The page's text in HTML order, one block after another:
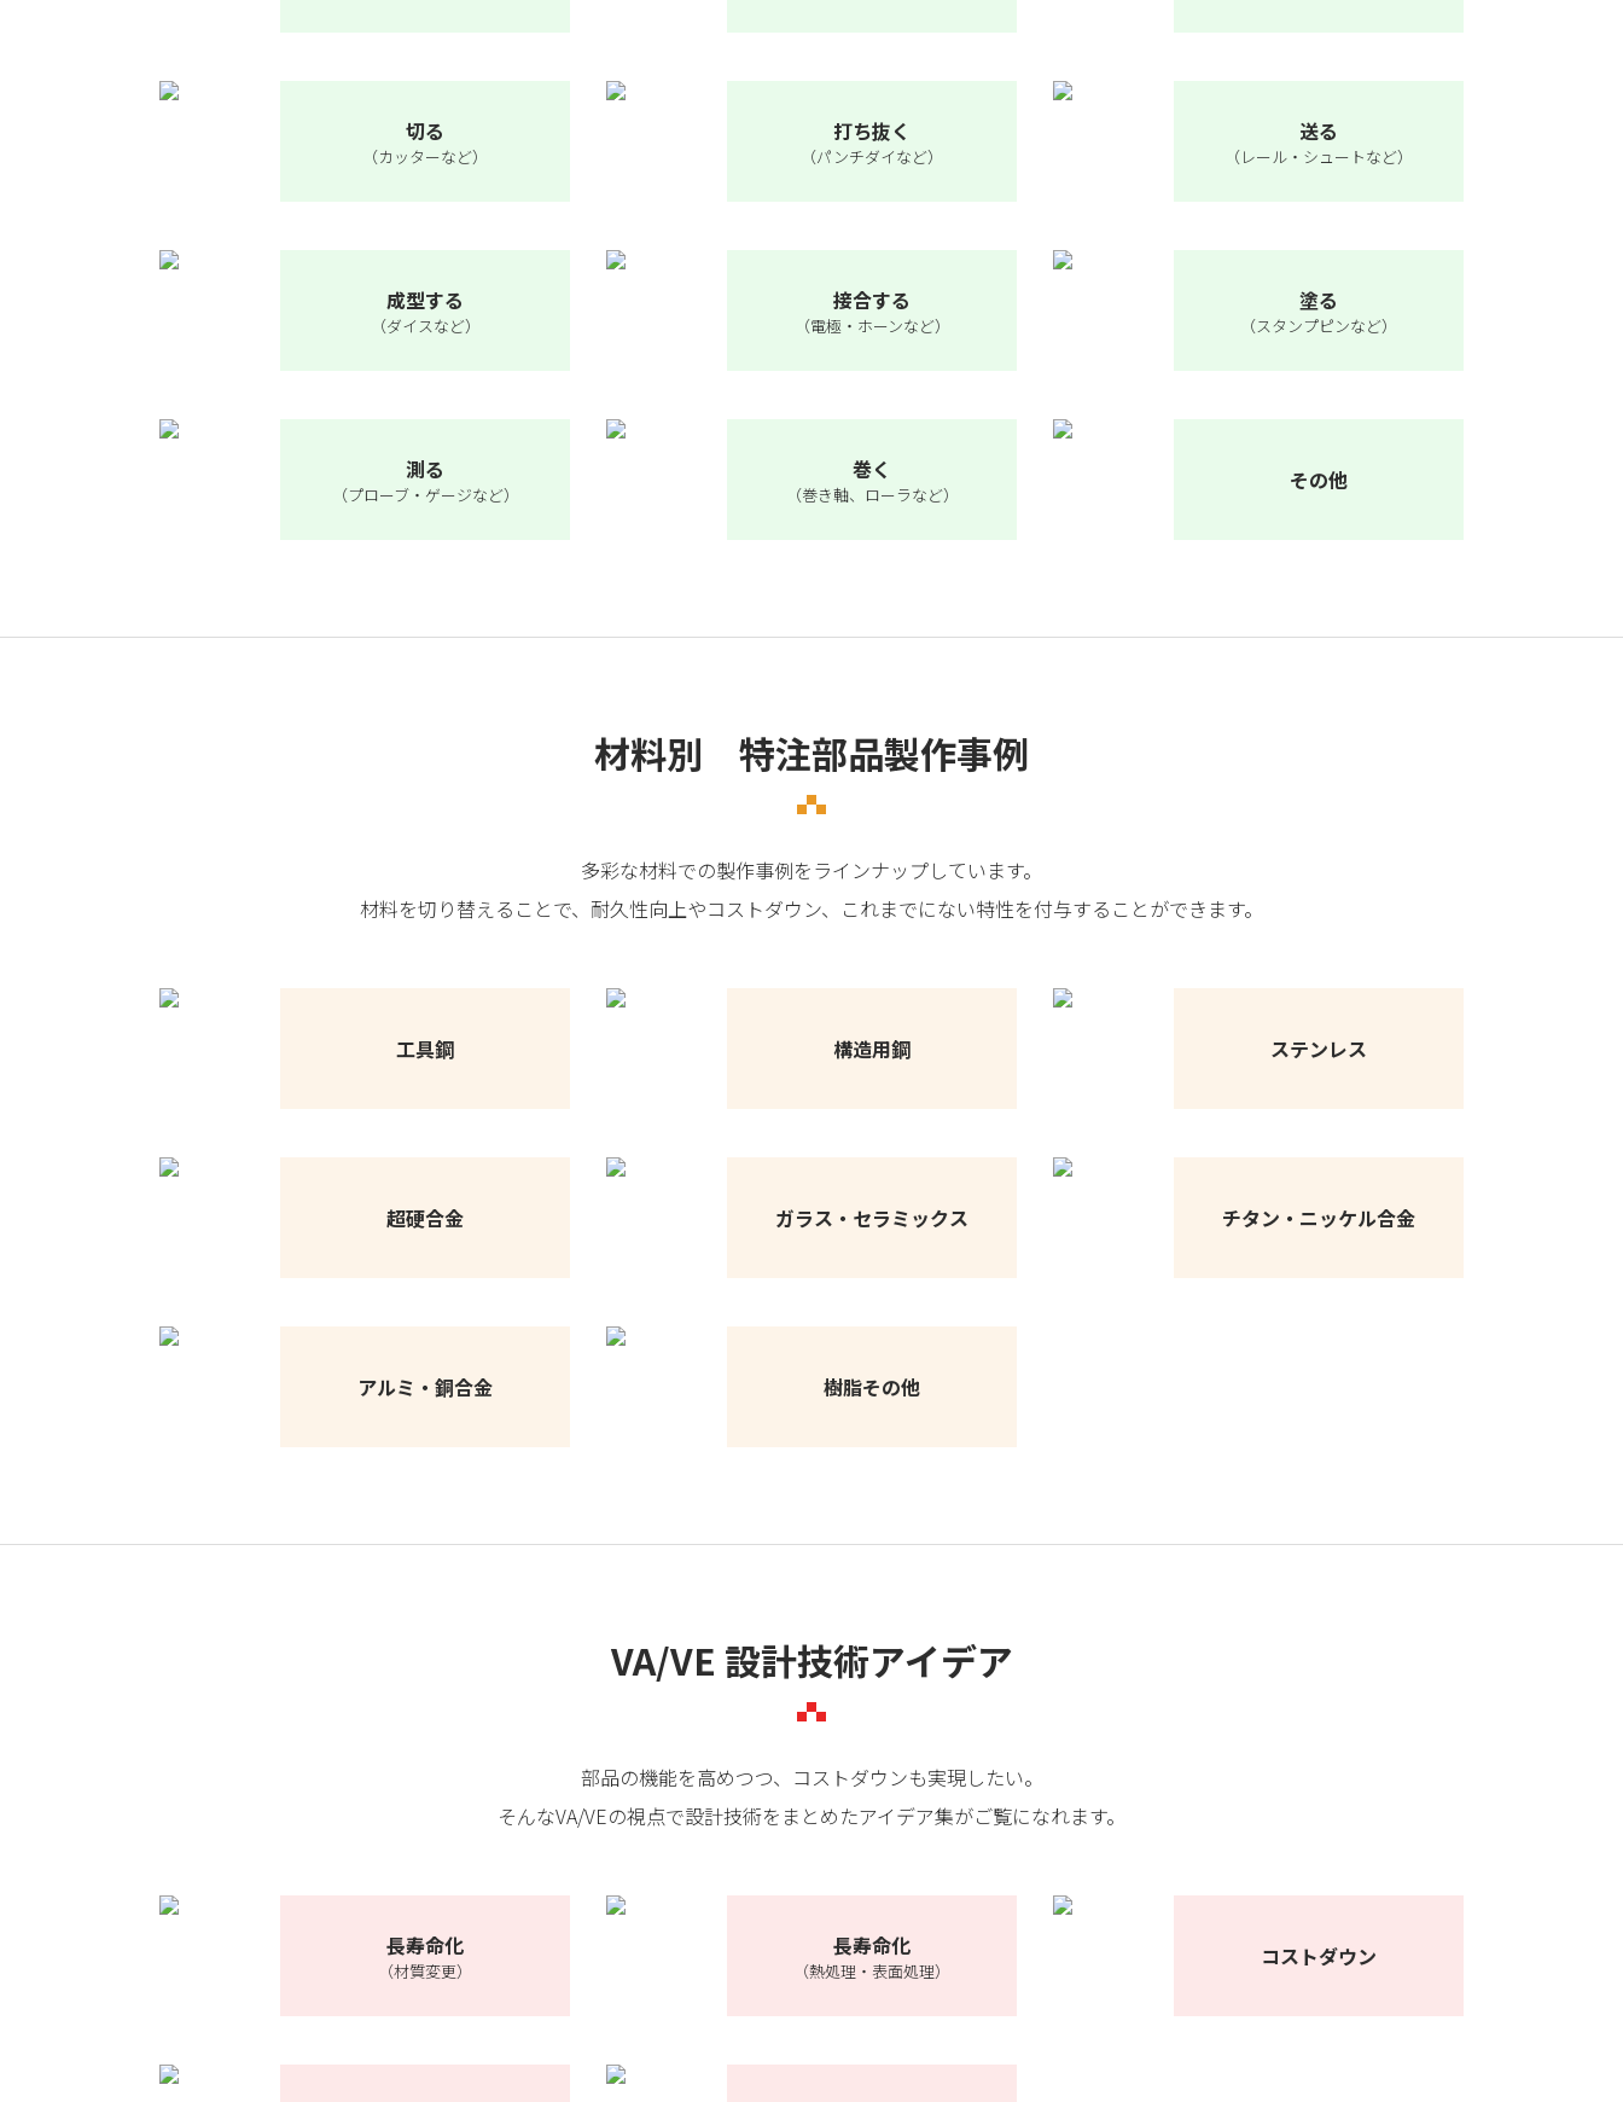
切る
（カッターなど）
打ち抜く
（パンチダイなど）
送る
（レール・シュートなど）
成型する
（ダイスなど）
接合する
（電極・ホーンなど）
塗る
（スタンプピンなど）
測る
（プローブ・ゲージなど）
巻く
（巻き軸、ローラなど） その他
材料別 特注部品製作事例
多彩な材料での製作事例をラインナップしています。
材料を切り替えることで、耐久性向上やコストダウン、これまでにない特性を付与することができます。
工具鋼 構造用鋼 ステンレス
超硬合金 ガラス・セラミックス チタン・ニッケル合金
アルミ・銅合金 樹脂その他
VA/VE 設計技術アイデア
部品の機能を高めつつ、コストダウンも実現したい。
そんなVA/VEの視点で設計技術をまとめたアイデア集がご覧になれます。
長寿命化
（材質変更）
長寿命化
（熱処理・表面処理） コストダウン